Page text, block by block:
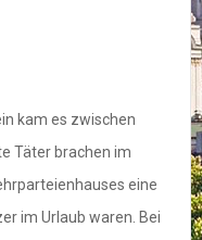
kam es zwischen
Täter brachen im
eine
im Urlaub waren. Bei